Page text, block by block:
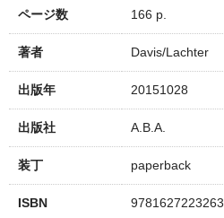
ページ数 166 p.
著者 Davis/Lachter
出版年 20151028
出版社 A.B.A.
装丁 paperback
ISBN 9781627223263